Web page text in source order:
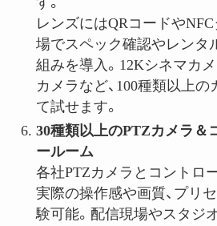
レンズにはQRコードや
場でスペック確認やレンタ
組みを導入。12Kシネマカ
カメラなど、100種類以上
て試せます。
30種類以上のPTZカメラ＆
ールーム
各社PTZカメラとコントロ
実際の操作感や画質、プリ
験可能。配信現場やスタジ